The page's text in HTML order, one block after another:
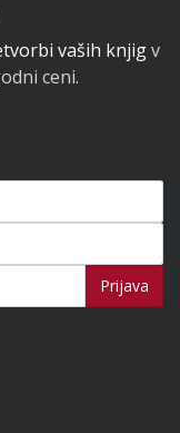
vaših knjigv
ceni.
Prijava